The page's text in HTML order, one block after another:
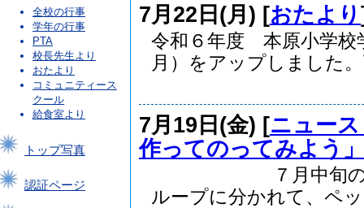
全校の行事
学年の行事
PTA
校長先生より
おたより
コミュニティース
クール
給食室より
トップ写真
認証ページ
7月22日(月) [おたより
令和６年度 本原小学
月）をアップしました
7月19日(金) [ニュー
作ってのってみよう」
７月中旬の２年生
ループに分かれて、ペ